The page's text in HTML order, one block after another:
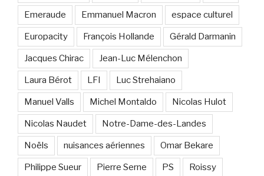
Emeraude Emmanuel Macron espace culturel
Europacity François Hollande Gérald Darmanin
Jacques Chirac Jean-Luc Mélenchon
Laura Bérot LFI Luc Strehaiano
Manuel Valls Michel Montaldo Nicolas Hulot
Nicolas Naudet Notre-Dame-des-Landes
Noëls nuisances aériennes Omar Bekare
Philippe Sueur Pierre Serne PS Roissy